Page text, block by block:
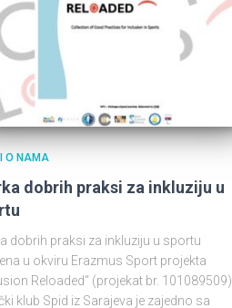
O NAMA
dobrih praksi za inkluziju u
dobrih praksi za inkluziju u sportu
u okviru Erazmus Sport projekta
Reloaded“ (projekat br. 101089509).
klub Spid iz Sarajeva je zajedno sa